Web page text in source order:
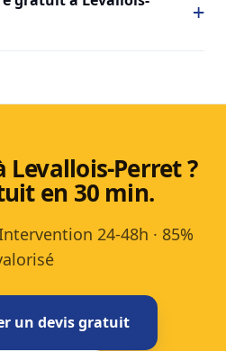
Levallois-Perret ?
en 30 min.
24-48h · 85%
un devis gratuit